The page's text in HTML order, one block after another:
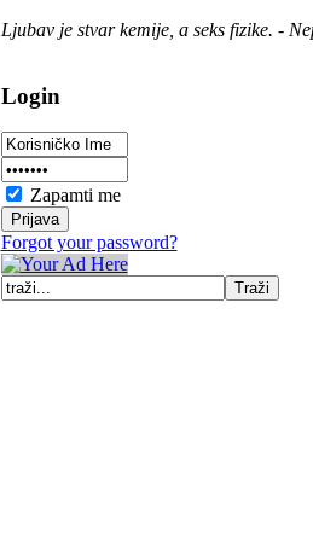
Ljubav je stvar kemije, a seks fizike. -
Login
Zapamti me
Forgot your password?